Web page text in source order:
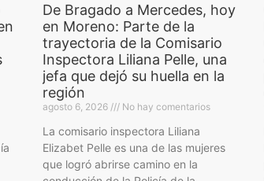
De Bragado a Mercedes, hoy
en Moreno: Parte de la
trayectoria de la Comisario
Inspectora Liliana Pelle, una
jefa que dejó su huella en la
región
agosto 6, 2026 No hay comentarios
La comisario inspectora Liliana
Elizabet Pelle es una de las mujeres
que logró abrirse camino en la